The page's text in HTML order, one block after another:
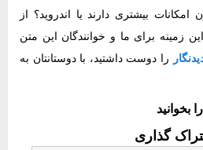
امکانات بیشتری دارند یا اندروید؟ از
زمینه برای ما و خوانندگان این متن
را دوست داشتید، با دوستانتان به
بخوانید
گذاری